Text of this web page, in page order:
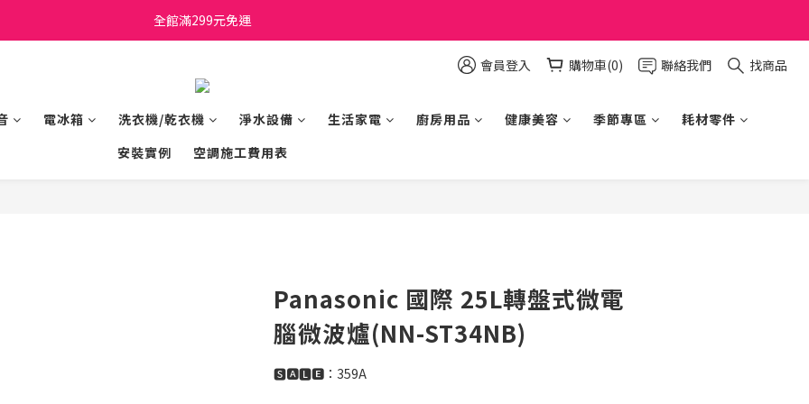
日立家電、國際牌 原廠管制價格 私訊優惠價
全館滿299元免運
會員登入 購物車(0) 聯絡我們 找商品
電冰箱 洗衣機/乾衣機 淨水設備 生活家電 廚房用品 健康美容 季節專區
耗材零件
安裝實例
空調施工費用表
Panasonic 國際 25L轉盤式微電
腦微波爐(NN-ST34NB)
🆂🅰🅻🅴：359A